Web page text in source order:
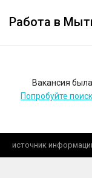
Работа в
Вакансия
Попробуйте
источник